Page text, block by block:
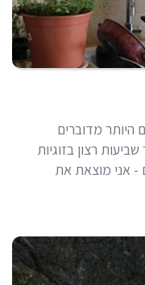
היותר מדוברים
רצון בזוגיות
- אני מוצאת את